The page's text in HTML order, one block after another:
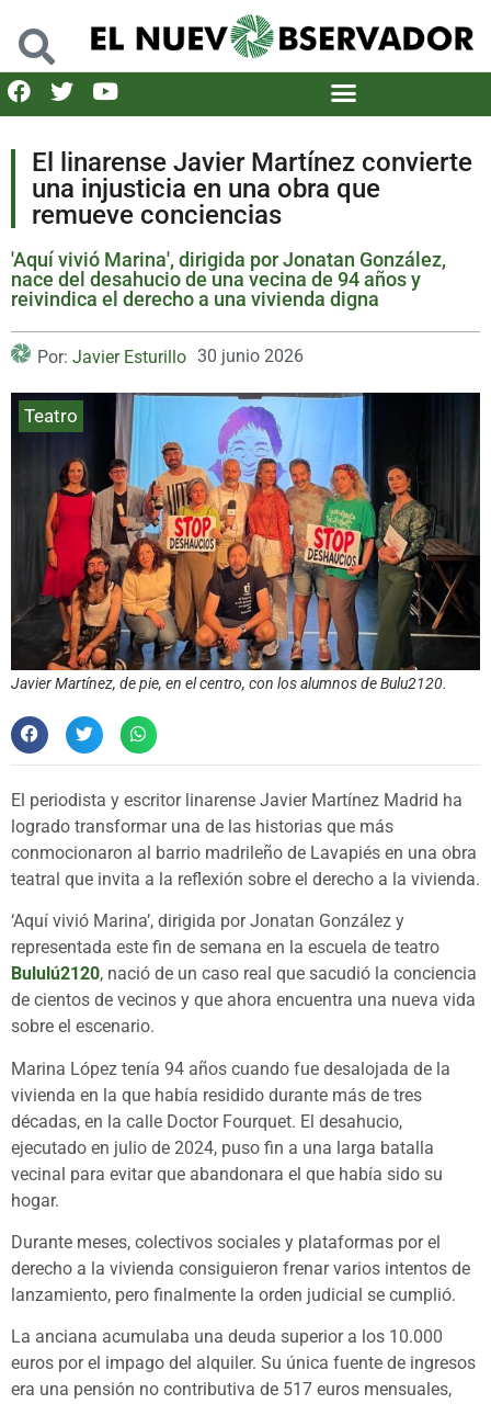
El linarense Javier Martínez convierte
una injusticia en una obra que
remueve conciencias
'Aquí vivió Marina', dirigida por Jonatan González,
nace del desahucio de una vecina de 94 años y
reivindica el derecho a una vivienda digna
Por: Javier Esturillo 30 junio 2026
Teatro
Javier Martínez, de pie, en el centro, con los alumnos de Bulu2120.
El periodista y escritor linarense Javier Martínez Madrid ha
logrado transformar una de las historias que más
conmocionaron al barrio madrileño de Lavapiés en una obra
teatral que invita a la reflexión sobre el derecho a la vivienda.
‘Aquí vivió Marina’, dirigida por Jonatan González y
representada este fin de semana en la escuela de teatro
Bululú2120, nació de un caso real que sacudió la conciencia
de cientos de vecinos y que ahora encuentra una nueva vida
sobre el escenario.
Marina López tenía 94 años cuando fue desalojada de la
vivienda en la que había residido durante más de tres
décadas, en la calle Doctor Fourquet. El desahucio,
ejecutado en julio de 2024, puso fin a una larga batalla
vecinal para evitar que abandonara el que había sido su
hogar.
Durante meses, colectivos sociales y plataformas por el
derecho a la vivienda consiguieron frenar varios intentos de
lanzamiento, pero finalmente la orden judicial se cumplió.
La anciana acumulaba una deuda superior a los 10.000
euros por el impago del alquiler. Su única fuente de ingresos
era una pensión no contributiva de 517 euros mensuales,